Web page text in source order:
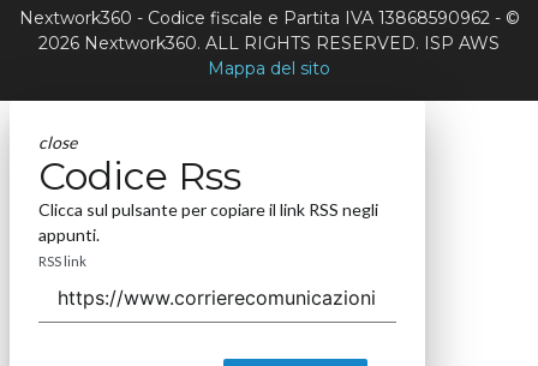
Nextwork360 - Codice fiscale e Partita IVA 13868590962 - ©
2026 Nextwork360. ALL RIGHTS RESERVED. ISP AWS
Mappa del sito
close
Codice Rss
Clicca sul pulsante per copiare il link RSS negli
appunti.
RSS link